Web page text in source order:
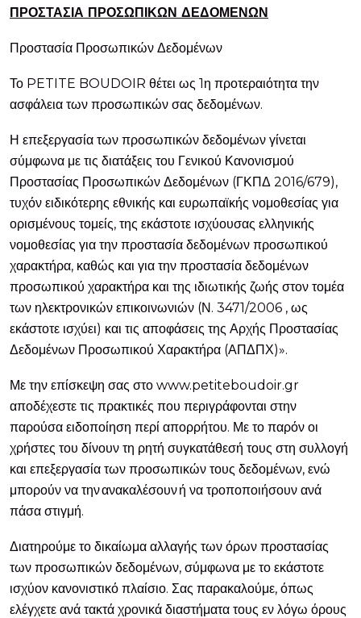
ΠΡΟΣΤΑΣΙΑ ΠΡΟΣΩΠΙΚΩΝ ΔΕΔΟΜΕΝΩΝ
Προστασία Προσωπικών Δεδομένων
Το PETITE BOUDOIR θέτει ως 1η προτεραιότητα την
ασφάλεια των προσωπικών σας δεδομένων.
Η επεξεργασία των προσωπικών δεδομένων γίνεται
σύμφωνα με τις διατάξεις του Γενικού Κανονισμού
Προστασίας Προσωπικών Δεδομένων (ΓΚΠΔ 2016/679),
τυχόν ειδικότερης εθνικής και ευρωπαϊκής νομοθεσίας για
ορισμένους τομείς, της εκάστοτε ισχύουσας ελληνικής
νομοθεσίας για την προστασία δεδομένων προσωπικού
χαρακτήρα, καθώς και για την προστασία δεδομένων
προσωπικού χαρακτήρα και της ιδιωτικής ζωής στον τομέα
των ηλεκτρονικών επικοινωνιών (Ν. 3471/2006 , ως
εκάστοτε ισχύει) και τις αποφάσεις της Αρχής Προστασίας
Δεδομένων Προσωπικού Χαρακτήρα (ΑΠΔΠΧ)».
Με την επίσκεψη σας στο www.petiteboudoir.gr
αποδέχεστε τις πρακτικές που περιγράφονται στην
παρούσα ειδοποίηση περί απορρήτου. Με το παρόν οι
χρήστες του δίνουν τη ρητή συγκατάθεσή τους στη συλλογή
και επεξεργασία των προσωπικών τους δεδομένων, ενώ
μπορούν να την ανακαλέσουν ή να τροποποιήσουν ανά
πάσα στιγμή.
Διατηρούμε το δικαίωμα αλλαγής των όρων προστασίας
των προσωπικών δεδομένων, σύμφωνα με το εκάστοτε
ισχύον κανονιστικό πλαίσιο. Σας παρακαλούμε, όπως
ελέγχετε ανά τακτά χρονικά διαστήματα τους εν λόγω όρους